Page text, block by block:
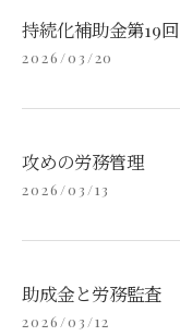
持続化補助金第19回
2026/03/20
攻めの労務管理
2026/03/13
助成金と労務監査
2026/03/12